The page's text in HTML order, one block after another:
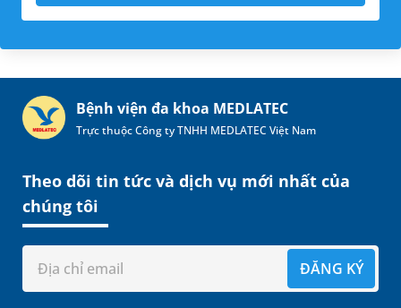
Bệnh viện đa khoa MEDLATEC
Trực thuộc Công ty TNHH MEDLATEC Việt Nam
Theo dõi tin tức và dịch vụ mới nhất của
chúng tôi
ĐĂNG KÝ